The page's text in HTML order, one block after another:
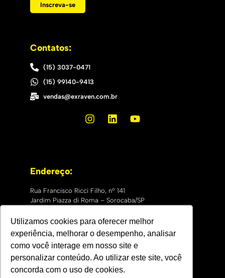
Utilizamos cookies para oferecer melhor
experiência, melhorar o desempenho, analisar
como você interage em nosso site e
personalizar conteúdo. Ao utilizar este site, você
concorda com o uso de cookies.
Inscreva-se
Contatos:
(15) 3037-0471
(15) 99140-9413
vendas@exraven.com.br
Endereço:
Rua Francisco Ricci Filho, nº 141
Jardim Piazza di Roma – Sorocaba/SP
CEP: 18051-735